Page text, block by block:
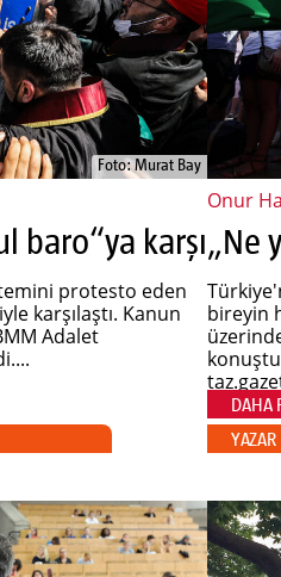
Foto: Murat Bay
baro“ya karşı
protesto eden
karşılaştı. Kanun
Adalet
Onur
„Ne
bireyin
DAHA